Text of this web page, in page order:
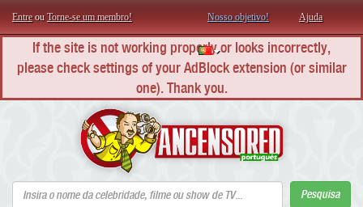
Entreou Torne-se um membro! Nosso objetivo! Ajuda
If the site is not working properly or looks incorrectly,
please check settings of your AdBlock extension (or similar
one). Thank you.
Pesquisa